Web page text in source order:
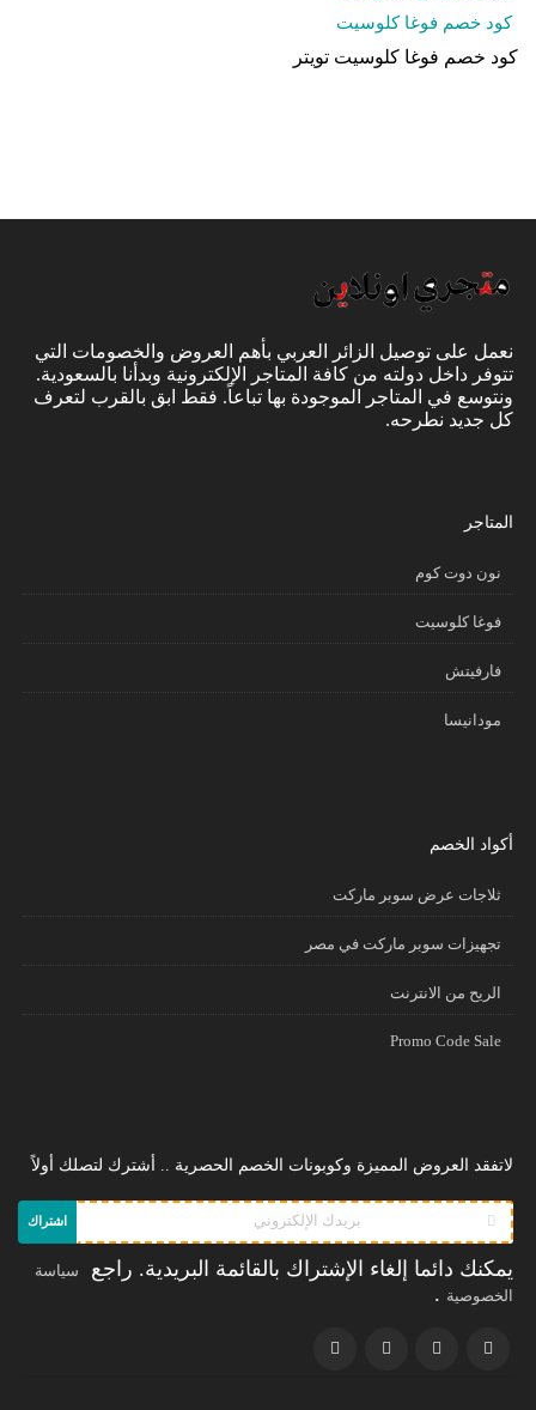
كود خصم فوغا كلوسيت
كود خصم فوغا كلوسيت تويتر
نعمل على توصيل الزائر العربي بأهم العروض والخصومات التي
تتوفر داخل دولته من كافة المتاجر الإلكترونية وبدأنا بالسعودية.
ونتوسع في المتاجر الموجودة بها تباعاً. فقط ابق بالقرب لتعرف
كل جديد نطرحه.
المتاجر
نون دوت كوم
فوغا كلوسيت
فارفيتش
مودانيسا
أكواد الخصم
ثلاجات عرض سوبر ماركت
تجهيزات سوبر ماركت في مصر
الريح من الانترنت
Promo Code Sale
لاتفقد العروض المميزة وكوبونات الخصم الحصرية .. أشترك لتصلك أولاً
اشتراك
يمكنك دائما إلغاء الإشتراك بالقائمة البريدية. راجع
سياسة
الخصوصية .